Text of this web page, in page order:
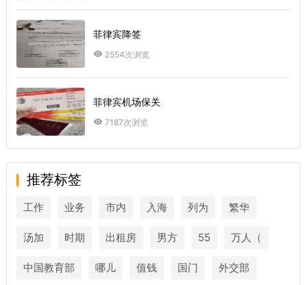
菲律宾降签
2554次浏览
菲律宾机场保关
7187次浏览
推荐标签
工作 业务 市内 入海 列为 繁华
汤加 时期 出租房 男方 55 万人（
中国教育部 哪儿 值钱 国门 外交部